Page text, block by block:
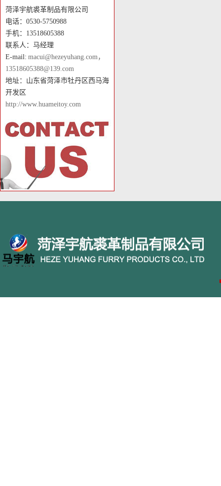
菏泽宇航裘革制品有限公司
电话：0530-5750988
手机：13518605388
联系人：马经理
E-mail: macui@hezeyuhang.com，
13518605388@139.com
地址：山东省菏泽市牡丹区西马海
开发区
http://www.huameitoy.com